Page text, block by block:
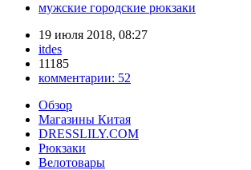
мужские городские рюкзаки
19 июля 2018, 08:27
itdes
11185
комментарии: 52
Обзор
Магазины Китая
DRESSLILY.COM
Рюкзаки
Велотовары